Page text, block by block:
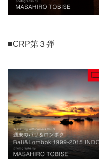
■CRP第３弾